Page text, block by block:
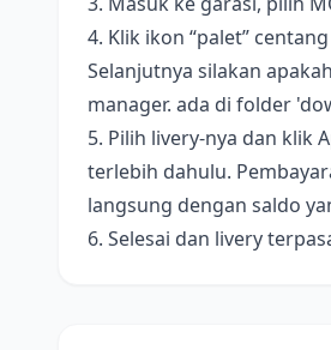
4. Klik ikon “palet”
Selanjutnya silakan
manager. ada di folder
5. Pilih livery-nya dan klik
terlebih dahulu.
langsung dengan saldo
6. Selesai dan livery